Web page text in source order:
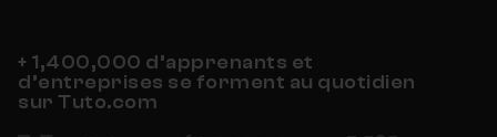
+ 1,400,000 d’apprenants et
d’entreprises se forment au quotidien
sur Tuto.com